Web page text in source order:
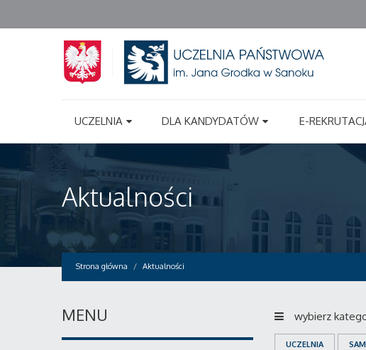
UCZELNIA DLA KANDYDATÓW E-
Aktualności
Strona główna Aktualności
wybierz
UCZELNIA
MENU